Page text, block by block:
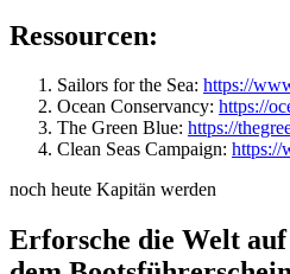
Ressourcen:
Sailors for the Sea: https://
Ocean Conservancy: https://
The Green Blue: https://
Clean Seas Campaign: https://
noch heute Kapitän werden
Erforsche die Welt